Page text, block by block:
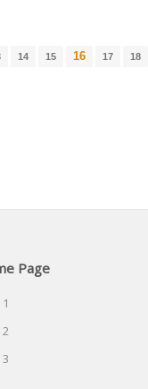
14 15 16 17 18
Page
2